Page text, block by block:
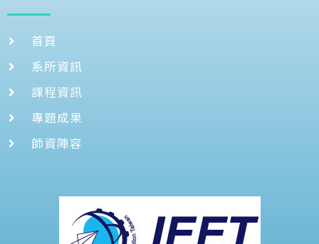
首頁
系所資訊
課程資訊
專題成果
師資陣容